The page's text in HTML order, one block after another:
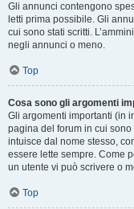
Gli annunci contengono
letti prima possibile. Gli
cui sono stati scritti.
negli annunci o meno.
Top
Cosa sono gli argomenti
Gli argomenti importanti (in
pagina del forum in cui
intuisce dal nome stesso,
essere lette sempre. Come
un utente vi può scrivere o
Top